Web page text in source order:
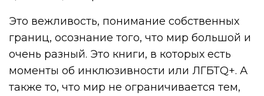
Это вежливость, понимание собственных
границ, осознание того, что мир большой и
очень разный. Это книги, в которых есть
моменты об инклюзивности или ЛГБТQ+. А
также то, что мир не ограничивается тем,